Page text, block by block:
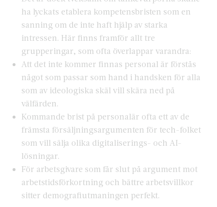
ha lyckats etablera kompetensbristen som en
sanning om de inte haft hjälp av starka
intressen. Här finns framför allt tre
grupperingar, som ofta överlappar varandra:
Att det inte kommer finnas personal är förstås
något som passar som hand i handsken för alla
som av ideologiska skäl vill skära ned på
välfärden.
Kommande brist på personalär ofta ett av de
främsta försäljningsargumenten för tech-folket
som vill sälja olika digitaliserings- och AI-
lösningar.
För arbetsgivare som får slut på argument mot
arbetstidsförkortning och bättre arbetsvillkor
sitter demografiutmaningen perfekt.